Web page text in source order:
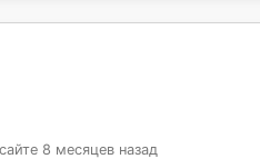
8 месяцев назад